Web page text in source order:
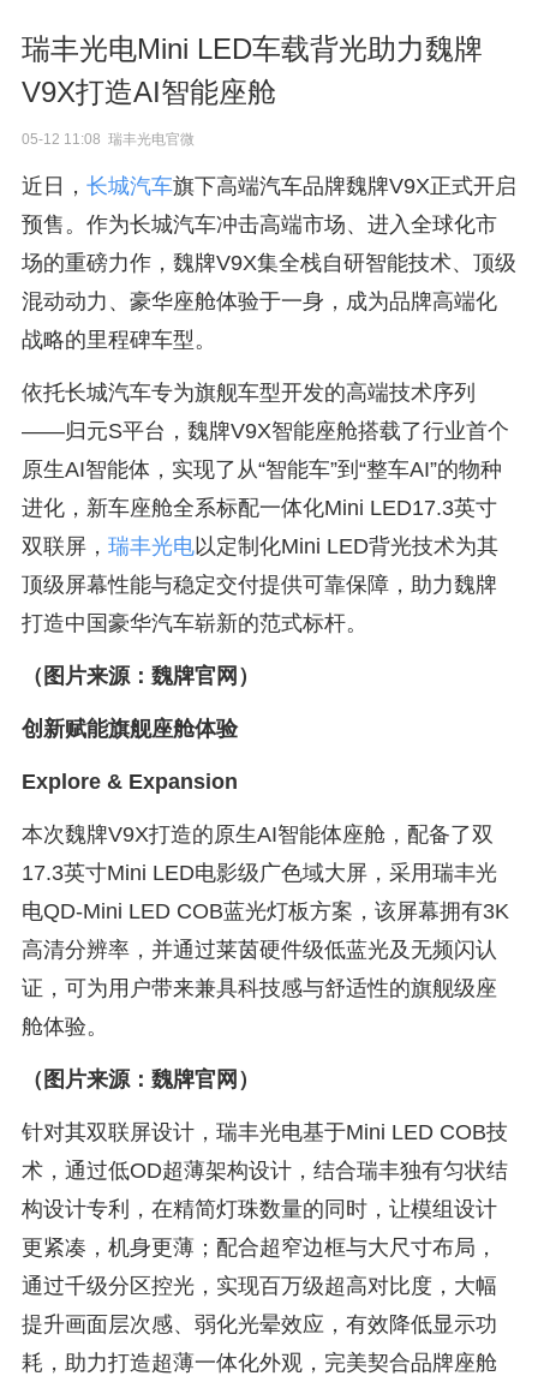
瑞丰光电Mini LED车载背光助力魏牌
V9X打造AI智能座舱
05-12 11:08 瑞丰光电官微
近日， 长城汽车旗下高端汽车品牌魏牌V9X正式开启
预售。作为长城汽车冲击高端市场、进入全球化市
场的重磅力作，魏牌V9X集全栈自研智能技术、顶级
混动动力、豪华座舱体验于一身，成为品牌高端化
战略的里程碑车型。
依托长城汽车专为旗舰车型开发的高端技术序列
——归元S平台，魏牌V9X智能座舱搭载了行业首个
原生AI智能体，实现了从“智能车”到“整车AI”的物种
进化，新车座舱全系标配一体化Mini LED17.3英寸
双联屏， 瑞丰光电以定制化Mini LED背光技术为其
顶级屏幕性能与稳定交付提供可靠保障，助力魏牌
打造中国豪华汽车崭新的范式标杆。
（图片来源：魏牌官网）
创新赋能旗舰座舱体验
Explore & Expansion
本次魏牌V9X打造的原生AI智能体座舱，配备了双
17.3英寸Mini LED电影级广色域大屏，采用瑞丰光
电QD-Mini LED COB蓝光灯板方案，该屏幕拥有3K
高清分辨率，并通过莱茵硬件级低蓝光及无频闪认
证，可为用户带来兼具科技感与舒适性的旗舰级座
舱体验。
（图片来源：魏牌官网）
针对其双联屏设计，瑞丰光电基于Mini LED COB技
术，通过低OD超薄架构设计，结合瑞丰独有匀状结
构设计专利，在精简灯珠数量的同时，让模组设计
更紧凑，机身更薄；配合超窄边框与大尺寸布局，
通过千级分区控光，实现百万级超高对比度，大幅
提升画面层次感、弱化光晕效应，有效降低显示功
耗，助力打造超薄一体化外观，完美契合品牌座舱